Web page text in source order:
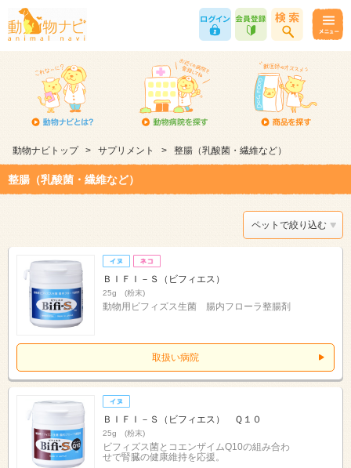
動物ナビトップ > サプリメント > 整腸（乳酸菌・繊維など）
整腸（乳酸菌・繊維など）
ペットで絞り込む
ＢＩＦＩ－Ｓ（ビフィエス）
25g (粉末)
動物用ビフィズス生菌 腸内フローラ整腸剤
取扱い病院
ＢＩＦＩ－Ｓ（ビフィエス） Ｑ１０
25g (粉末)
ビフィズス菌とコエンザイムQ10の組み合わ
せで腎臓の健康維持を応援。